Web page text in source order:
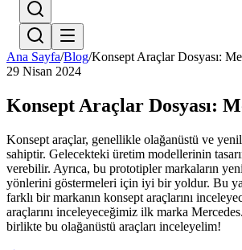
Ana Sayfa/Blog/Konsept Araçlar Dosyası:
29 Nisan 2024
Konsept Araçlar Dosyası:
Konsept araçlar, genellikle olağanüstü ve
sahiptir. Gelecekteki üretim modellerinin
verebilir. Ayrıca, bu prototipler markaların
yönlerini göstermeleri için iyi bir yoldur. Bu
farklı bir markanın konsept araçlarını
araçlarını inceleyeceğimiz ilk marka
birlikte bu olağanüstü araçları inceleyelim!